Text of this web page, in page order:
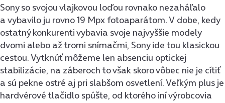
Sony so svojou vlajkovou loďou rovnako nezaháľalo
a vybavilo ju rovno 19 Mpx fotoaparátom. V dobe, kedy
ostatný konkurenti vybavia svoje najvyššie modely
dvomi alebo až tromi snímačmi, Sony ide tou klasickou
cestou. Vytknúť môžeme len absenciu optickej
stabilizácie, na záberoch to však skoro vôbec nie je cítiť
a sú pekne ostré aj pri slabšom osvetlení. Veľkým plus je
hardvérové tlačidlo spúšte, od ktorého iní výrobcovia